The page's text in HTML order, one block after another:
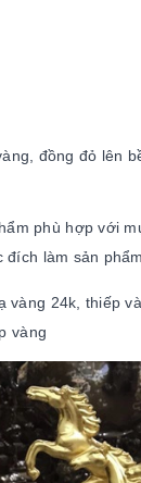
đồng đỏ lên
phù hợp với
làm sản
vàng 24k, thiếp
vàng